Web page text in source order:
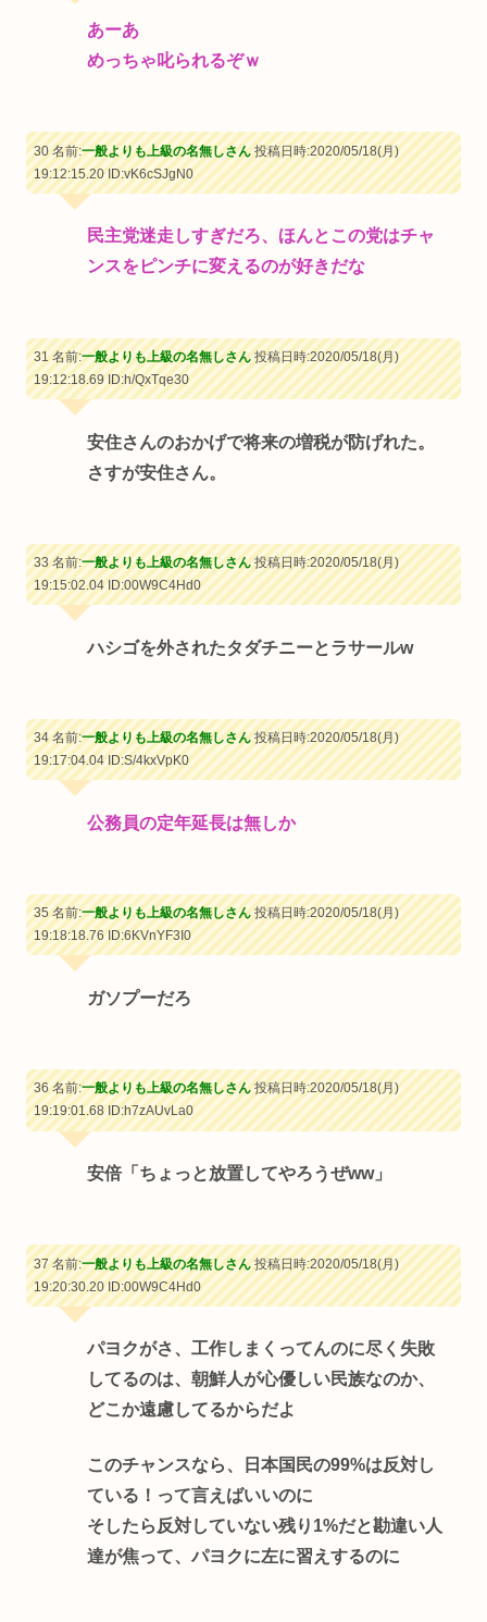
あーあ
めっちゃ叱られるぞｗ
30 名前:一般よりも上級の名無しさん投稿日時:2020/05/18(月)
19:12:15.20ID:vK6cSJgN0
民主党迷走しすぎだろ、ほんとこの党はチャ
ンスをピンチに変えるのが好きだな
31 名前:一般よりも上級の名無しさん投稿日時:2020/05/18(月)
19:12:18.69ID:h/QxTqe30
安住さんのおかげで将来の増税が防げれた。
さすが安住さん。
33 名前:一般よりも上級の名無しさん投稿日時:2020/05/18(月)
19:15:02.04ID:00W9C4Hd0
ハシゴを外されたタダチニーとラサールw
34 名前:一般よりも上級の名無しさん投稿日時:2020/05/18(月)
19:17:04.04ID:S/4kxVpK0
公務員の定年延長は無しか
35 名前:一般よりも上級の名無しさん投稿日時:2020/05/18(月)
19:18:18.76ID:6KVnYF3I0
ガソプーだろ
36 名前:一般よりも上級の名無しさん投稿日時:2020/05/18(月)
19:19:01.68ID:h7zAUvLa0
安倍「ちょっと放置してやろうぜww」
37 名前:一般よりも上級の名無しさん投稿日時:2020/05/18(月)
19:20:30.20ID:00W9C4Hd0
パヨクがさ、工作しまくってんのに尽く失敗
してるのは、朝鮮人が心優しい民族なのか、
どこか遠慮してるからだよ
このチャンスなら、日本国民の99%は反対し
ている！って言えばいいのに
そしたら反対していない残り1%だと勘違い人
達が焦って、パヨクに左に習えするのに